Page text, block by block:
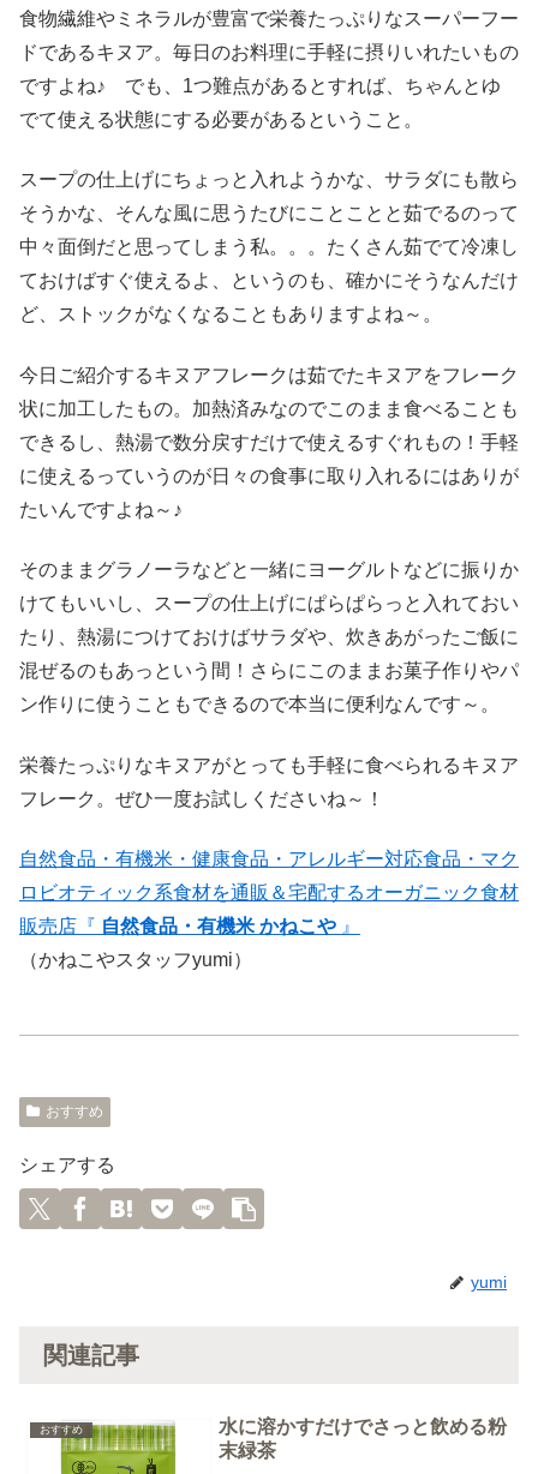
食物繊維やミネラルが豊富で栄養たっぷりなスーパーフー
ドであるキヌア。毎日のお料理に手軽に摂りいれたいもの
ですよね♪ でも、1つ難点があるとすれば、ちゃんとゆ
でて使える状態にする必要があるということ。
スープの仕上げにちょっと入れようかな、サラダにも散ら
そうかな、そんな風に思うたびにことことと茹でるのって
中々面倒だと思ってしまう私。。。たくさん茹でて冷凍し
ておけばすぐ使えるよ、というのも、確かにそうなんだけ
ど、ストックがなくなることもありますよね～。
今日ご紹介するキヌアフレークは茹でたキヌアをフレーク
状に加工したもの。加熱済みなのでこのまま食べることも
できるし、熱湯で数分戻すだけで使えるすぐれもの！手軽
に使えるっていうのが日々の食事に取り入れるにはありが
たいんですよね～♪
そのままグラノーラなどと一緒にヨーグルトなどに振りか
けてもいいし、スープの仕上げにぱらぱらっと入れておい
たり、熱湯につけておけばサラダや、炊きあがったご飯に
混ぜるのもあっという間！さらにこのままお菓子作りやパ
ン作りに使うこともできるので本当に便利なんです～。
栄養たっぷりなキヌアがとっても手軽に食べられるキヌア
フレーク。ぜひ一度お試しくださいね～！
自然食品・有機米・健康食品・アレルギー対応食品・マク
ロビオティック系食材を通販＆宅配するオーガニック食材
販売店『 自然食品・有機米 かねこや 』
（かねこやスタッフyumi）
おすすめ
シェアする
yumi
関連記事
おすすめ
水に溶かすだけでさっと飲める粉
末緑茶